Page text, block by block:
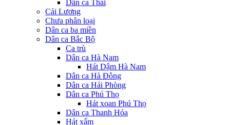
Dân ca Thái
Cải Lương
Chưa phân loại
Dân ca ba miền
Dân ca Bắc Bộ
Ca trù
Dân ca Hà Nam
Hát Dậm Hà Nam
Dân ca Hà Đông
Dân ca Hải Phòng
Dân ca Phú Thọ
Hát xoan Phú Thọ
Dân ca Thanh Hóa
Hát xẩm